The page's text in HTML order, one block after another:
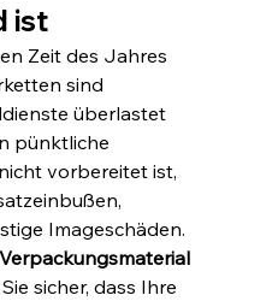
ist
Zeit des Jahres
sind
überlastet
pünktliche
vorbereitet ist,
Imageschäden.
Verpackungsmaterial
sicher, dass Ihre